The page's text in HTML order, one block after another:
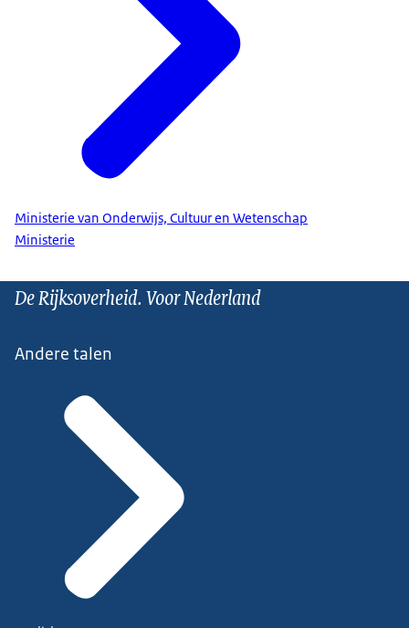
Ministerie van Onderwijs, Cultuur en Wetenschap
Ministerie
De Rijksoverheid. Voor Nederland
Andere talen